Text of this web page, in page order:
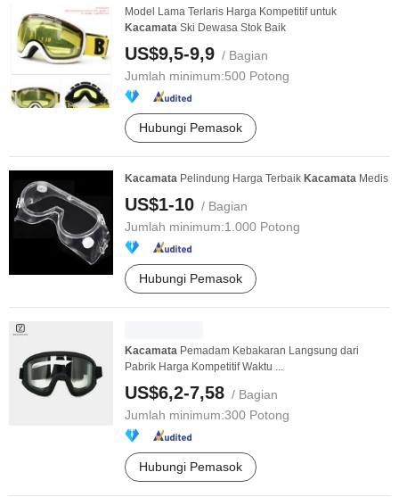
Model Lama Terlaris Harga Kompetitif untuk
Kacamata Ski Dewasa Stok Baik
US$9,5-9,9 / Bagian
Jumlah minimum:500 Potong
Hubungi Pemasok
Kacamata Pelindung Harga Terbaik Kacamata Medis
US$1-10 / Bagian
Jumlah minimum:1.000 Potong
Hubungi Pemasok
Kacamata Pemadam Kebakaran Langsung dari
Pabrik Harga Kompetitif Waktu ...
US$6,2-7,58 / Bagian
Jumlah minimum:300 Potong
Hubungi Pemasok